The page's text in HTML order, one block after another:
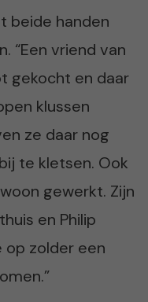
beide handen
“Een vriend van
gekocht en daar
klussen
ze daar nog
te kletsen. Ook
gewerkt. Zijn
en Philip
zolder een